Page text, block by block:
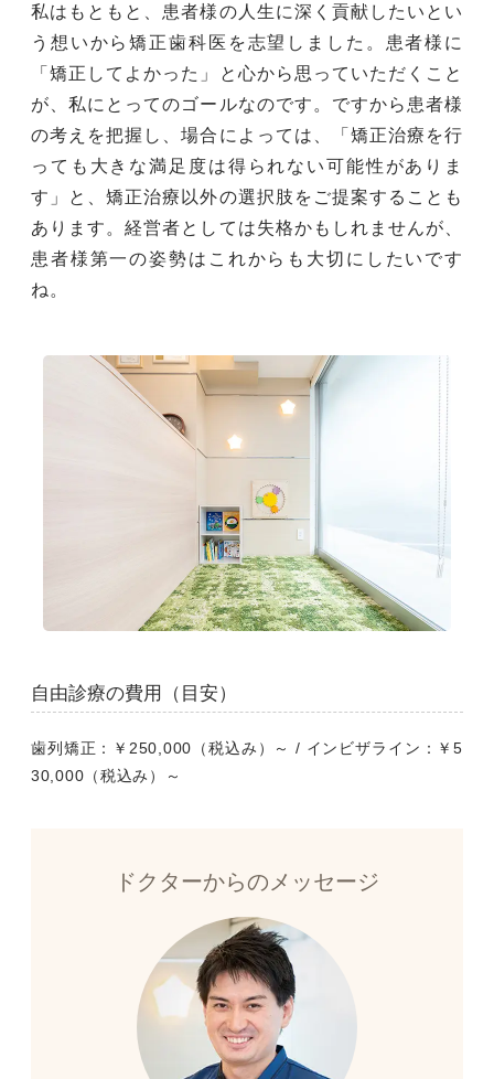
私はもともと、患者様の人生に深く貢献したいとい
う想いから矯正歯科医を志望しました。患者様に
「矯正してよかった」と心から思っていただくこと
が、私にとってのゴールなのです。ですから患者様
の考えを把握し、場合によっては、「矯正治療を行
っても大きな満足度は得られない可能性がありま
す」と、矯正治療以外の選択肢をご提案することも
あります。経営者としては失格かもしれませんが、
患者様第一の姿勢はこれからも大切にしたいです
ね。
自由診療の費用（目安）
歯列矯正：￥250,000（税込み）～ / インビザライン：￥5
30,000（税込み）～
ドクターからのメッセージ